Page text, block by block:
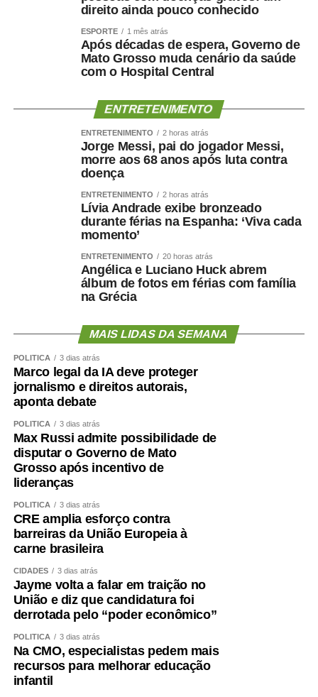
direito ainda pouco conhecido
ESPORTE 1 mês atrás
Após décadas de espera, Governo de
Mato Grosso muda cenário da saúde
com o Hospital Central
ENTRETENIMENTO
ENTRETENIMENTO 2 horas atrás
Jorge Messi, pai do jogador Messi,
morre aos 68 anos após luta contra
doença
ENTRETENIMENTO 2 horas atrás
Lívia Andrade exibe bronzeado
durante férias na Espanha: ‘Viva cada
momento’
ENTRETENIMENTO 20 horas atrás
Angélica e Luciano Huck abrem
álbum de fotos em férias com família
na Grécia
MAIS LIDAS DA SEMANA
POLÍTICA 3 dias atrás
Marco legal da IA deve proteger
jornalismo e direitos autorais,
aponta debate
POLÍTICA 3 dias atrás
Max Russi admite possibilidade de
disputar o Governo de Mato
Grosso após incentivo de
lideranças
POLÍTICA 3 dias atrás
CRE amplia esforço contra
barreiras da União Europeia à
carne brasileira
CIDADES 3 dias atrás
Jayme volta a falar em traição no
União e diz que candidatura foi
derrotada pelo “poder econômico”
POLÍTICA 3 dias atrás
Na CMO, especialistas pedem mais
recursos para melhorar educação
infantil